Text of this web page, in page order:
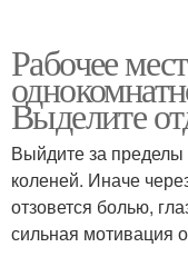
Места за
Рабочее
Выделите
Выйдите за пределы
коленей. Иначе
отзовется болью,
сильная мотивация